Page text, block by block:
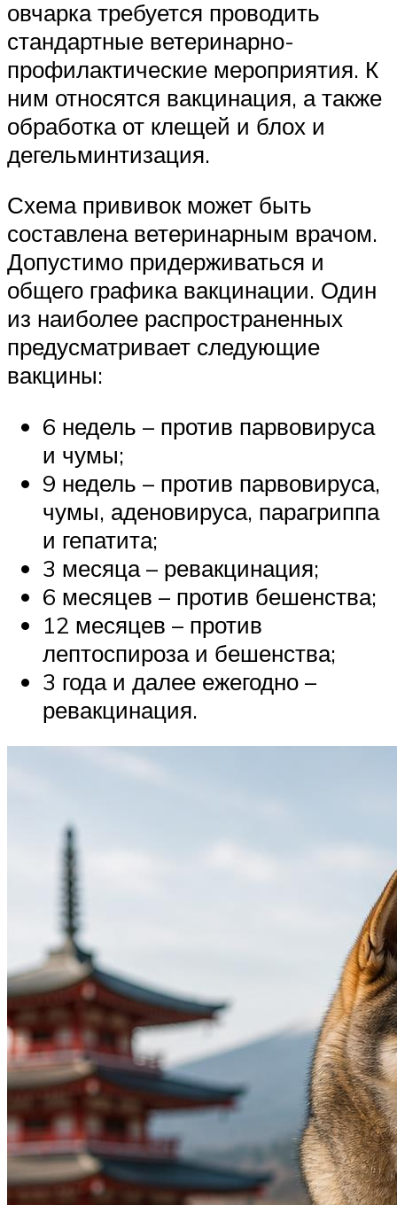
овчарка требуется проводить
стандартные ветеринарно-
профилактические мероприятия. К
ним относятся вакцинация, а также
обработка от клещей и блох и
дегельминтизация.
Схема прививок может быть
составлена ветеринарным врачом.
Допустимо придерживаться и
общего графика вакцинации. Один
из наиболее распространенных
предусматривает следующие
вакцины:
6 недель – против парвовируса
и чумы;
9 недель – против парвовируса,
чумы, аденовируса, парагриппа
и гепатита;
3 месяца – ревакцинация;
6 месяцев – против бешенства;
12 месяцев – против
лептоспироза и бешенства;
3 года и далее ежегодно –
ревакцинация.